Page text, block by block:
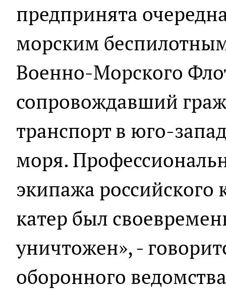
предпринята
морским
Военно-Морского
сопровождавший
транспорт в юго-
моря.
экипажа российского
катер был
уничтожен», -
оборонного